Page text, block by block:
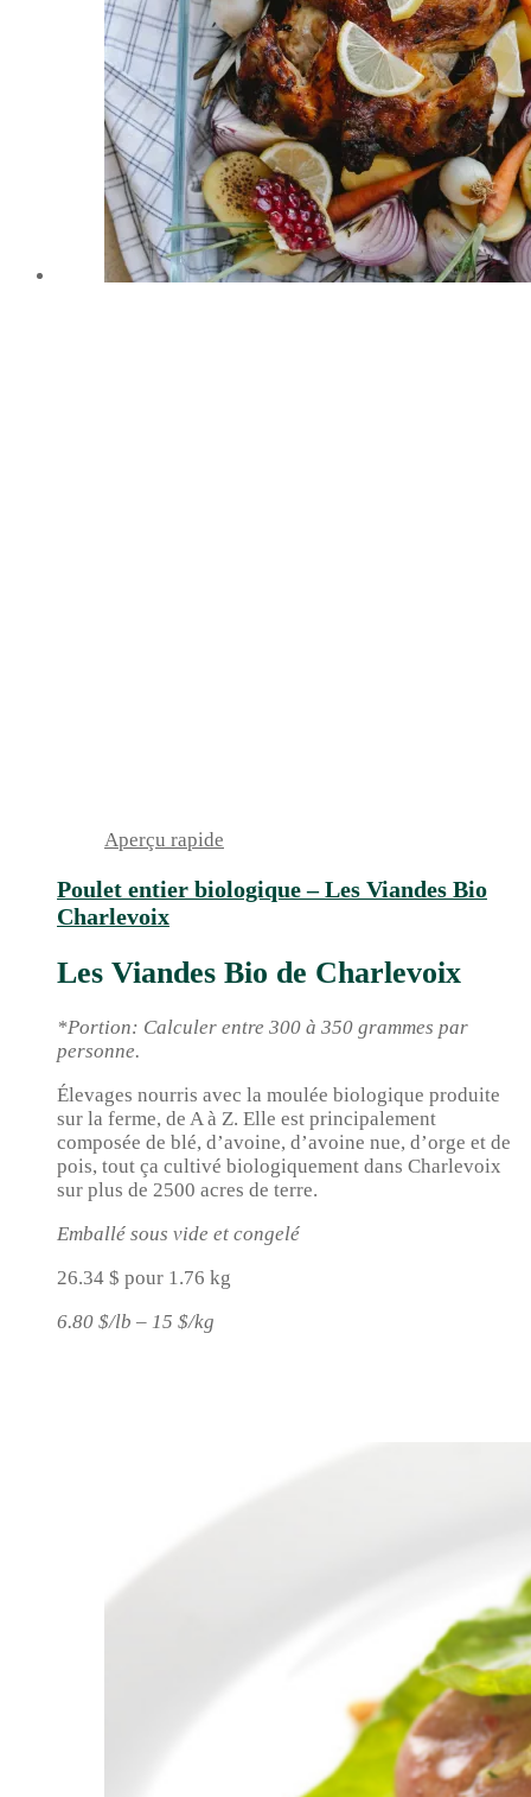
Aperçu rapide
Poulet entier biologique – Les Viandes Bio
Charlevoix
Les Viandes Bio de Charlevoix
*Portion: Calculer entre 300 à 350 grammes par
personne.
Élevages nourris avec la moulée biologique produite
sur la ferme, de A à Z. Elle est principalement
composée de blé, d’avoine, d’avoine nue, d’orge et de
pois, tout ça cultivé biologiquement dans Charlevoix
sur plus de 2500 acres de terre.
Emballé sous vide et congelé
26.34 $ pour 1.76 kg
6.80 $/lb – 15 $/kg